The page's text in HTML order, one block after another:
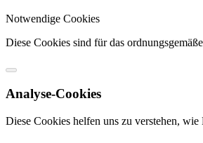
Notwendige Cookies
Diese Cookies sind für das
Analyse-Cookies
Diese Cookies helfen uns zu verstehen,